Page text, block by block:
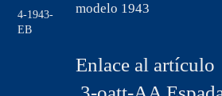
4-1943-
EB
modelo 1943
Enlace al artículo